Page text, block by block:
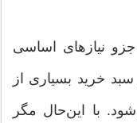
نیازهای اساسی
خرید بسیاری از
با این‌حال مگر